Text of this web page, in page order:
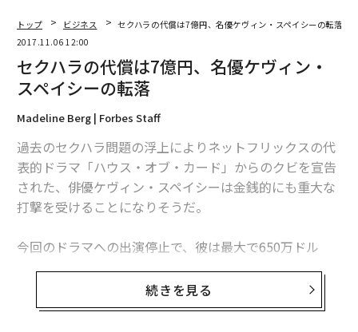
トップ ビジネス
セクハラの代償は7億円、名優ケヴィン・スペイシーの転落
2017.11.06 12:00
セクハラの代償は7億円、名優ケヴィン・
スペイシーの転落
Madeline Berg | Forbes Staff
過去のセクハラ問題の浮上によりネットフリックスの代
表的ドラマ「ハウス・オブ・カード」からのクビを宣告
された、俳優ケヴィン・スペイシーは金銭的にも重大な
打撃を受けることになりそうだ。
今回のドラマへの出演停止で、彼は最大で650万ドル
（約7億4000万円）の出演料を失うことになる。
フォーブスの「最も稼ぐTV俳優」ランキング
の常連であ
るスペイシーは昨年、1200万ドル（約14億円）を稼いで
続きを見る